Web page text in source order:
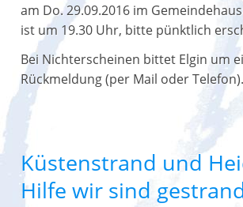
am Do. 29.09.2016 im
ist um 19.30 Uhr, bitte pünktlich
Bei Nichterscheinen bittet Elgin um
Rückmeldung (per Mail oder Telefon).
Küstenstrand und
Hilfe wir sind